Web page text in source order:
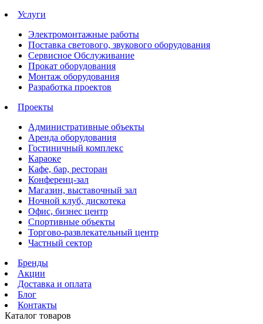
Услуги
Электромонтажные работы
Поставка светового, звукового оборудования
Сервисное Обслуживание
Прокат оборудования
Монтаж оборудования
Разработка проектов
Проекты
Административные объекты
Аренда оборудования
Гостиничный комплекс
Караоке
Кафе, бар, ресторан
Конференц-зал
Магазин, выставочный зал
Ночной клуб, дискотека
Офис, бизнес центр
Спортивные объекты
Торгово-развлекательный центр
Частный сектор
Бренды
Акции
Доставка и оплата
Блог
Контакты
Каталог товаров